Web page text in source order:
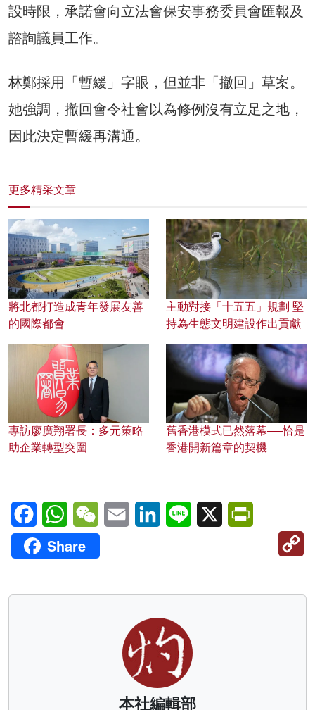
設時限，承諾會向立法會保安事務委員會匯報及
諮詢議員工作。
林鄭採用「暫緩」字眼，但並非「撤回」草案。
她強調，撤回會令社會以為修例沒有立足之地，
因此決定暫緩再溝通。
更多精采文章
將北都打造成青年發展友善
的國際都會
主動對接「十五五」規劃 堅
持為生態文明建設作出貢獻
專訪廖廣翔署長：多元策略
助企業轉型突圍
舊香港模式已然落幕──恰是
香港開新篇章的契機
FacebookWhatsAppWeChatEmail LinkedInLine X
Share
本社編輯部